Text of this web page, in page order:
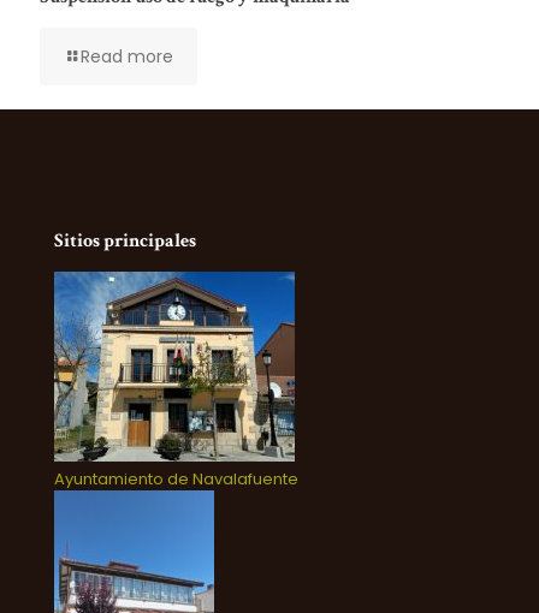
Read more
Sitios principales
Ayuntamiento de Navalafuente